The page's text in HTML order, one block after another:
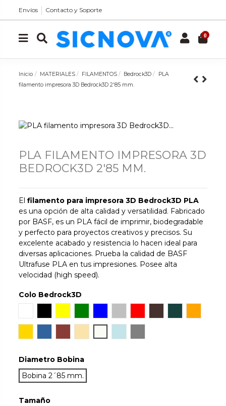
Envíos Contacto y Soporte
0
Inicio MATERIALES FILAMENTOS Bedrock3D
PLA
filamento impresora 3D Bedrock3D 2'85 mm.
PLA FILAMENTO IMPRESORA 3D
BEDROCK3D 2'85 MM.
Elfilamento para impresora 3D Bedrock3D PLA
es una opción de alta calidad y versatilidad. Fabricado
por BASF, es un PLA fácil de imprimir, biodegradable
y perfecto para proyectos creativos y precisos. Su
excelente acabado y resistencia lo hacen ideal para
diversas aplicaciones. Prueba la calidad de BASF
Ultrafuse PLA en tus impresiones. Posee alta
velocidad (high speed).
Colo Bedrock3D
Diametro Bobina
Bobina 2´85 mm.
Tamaño